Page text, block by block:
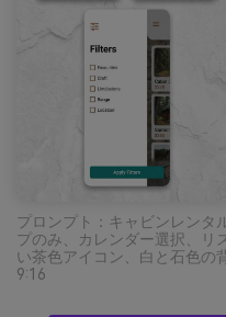
プロンプト：キャビンレンタ
プのみ、カレンダー選択、リ
い茶色アイコン、白と石色
9:16